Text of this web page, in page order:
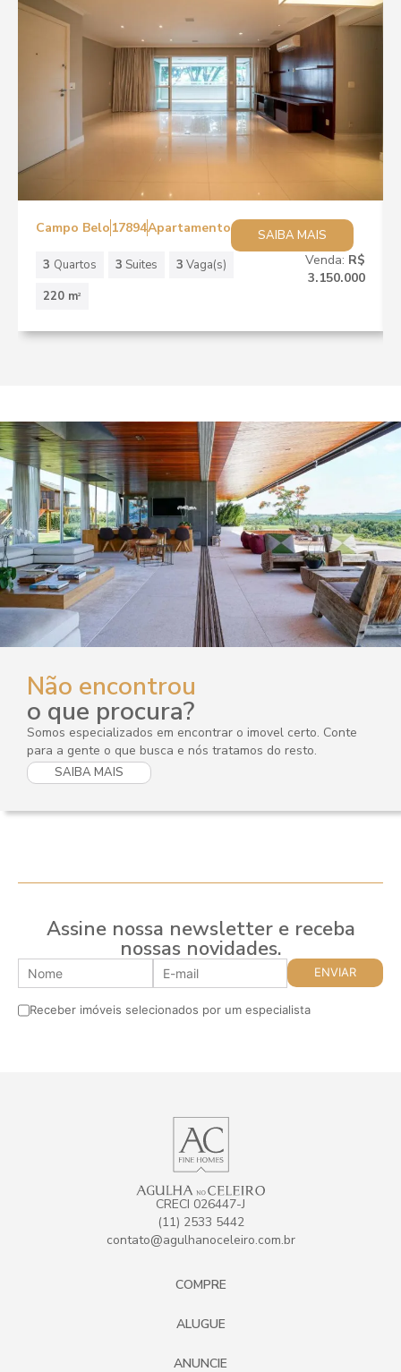
Campo Belo 17894Apartamento
SAIBA MAIS
3 Quartos 3 Suites 3 Vaga(s)
220 m2
Venda: R$
3.150.000
Não encontrou
o que procura?
Somos especializados em encontrar o imovel certo. Conte
para a gente o que busca e nós tratamos do resto.
SAIBA MAIS
Assine nossa newsletter e receba
nossas novidades.
Receber imóveis selecionados por um especialista
CRECI 026447-J
(11) 2533 5442
contato@agulhanoceleiro.com.br
COMPRE
ALUGUE
ANUNCIE